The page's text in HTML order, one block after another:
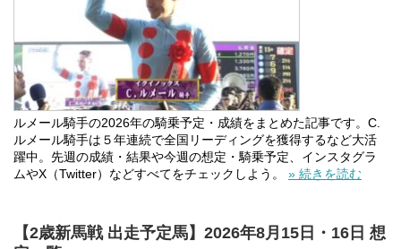
ルメール騎手の2026年の騎乗予定・成績をまとめた記事です。C.
ルメール騎手は５年連続で全国リーディングを獲得するなど大活
躍中。先週の成績・結果や今週の想定・騎乗予定、インスタグラ
ムやX（Twitter）などすべてをチェックしよう。 » 続きを読む
【2歳新馬戦 出走予定馬】2026年8月15日・16日 想